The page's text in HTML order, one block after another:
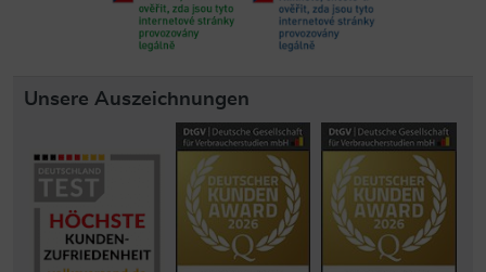
Unsere Auszeichnungen